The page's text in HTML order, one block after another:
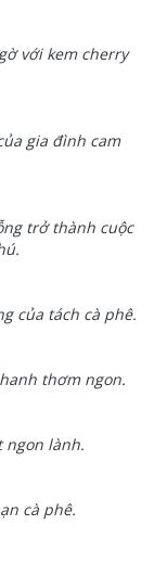
với kem cherry
gia đình cam
trở thành cuộc
của tách cà phê.
thơm ngon.
ngon lành.
cà phê.